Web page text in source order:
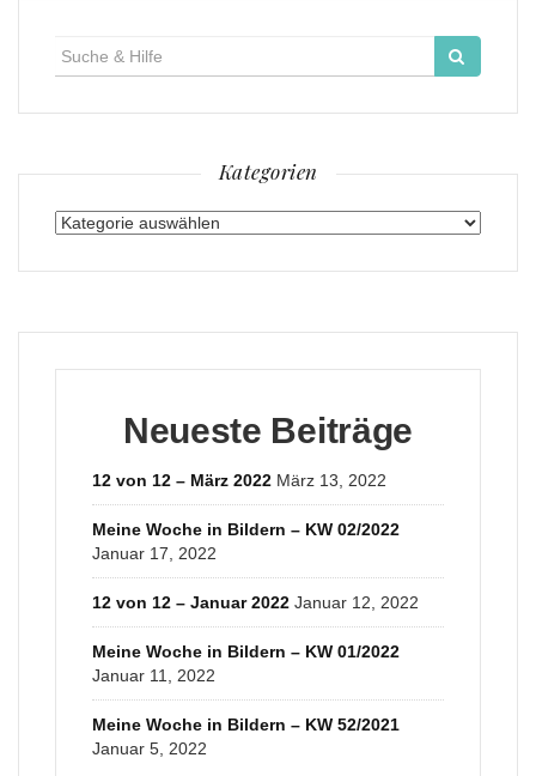
für:
Kategorien
Kategorien
Neueste Beiträge
12 von 12 – März 2022 März 13, 2022
Meine Woche in Bildern – KW 02/2022
Januar 17, 2022
12 von 12 – Januar 2022 Januar 12, 2022
Meine Woche in Bildern – KW 01/2022
Januar 11, 2022
Meine Woche in Bildern – KW 52/2021
Januar 5, 2022